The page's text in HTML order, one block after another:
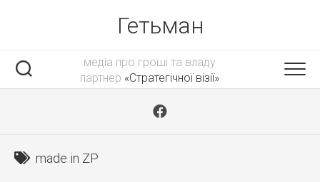
Гетьман
медіа про гроші та владу
партнер «Стратегічної візії»
made in ZP